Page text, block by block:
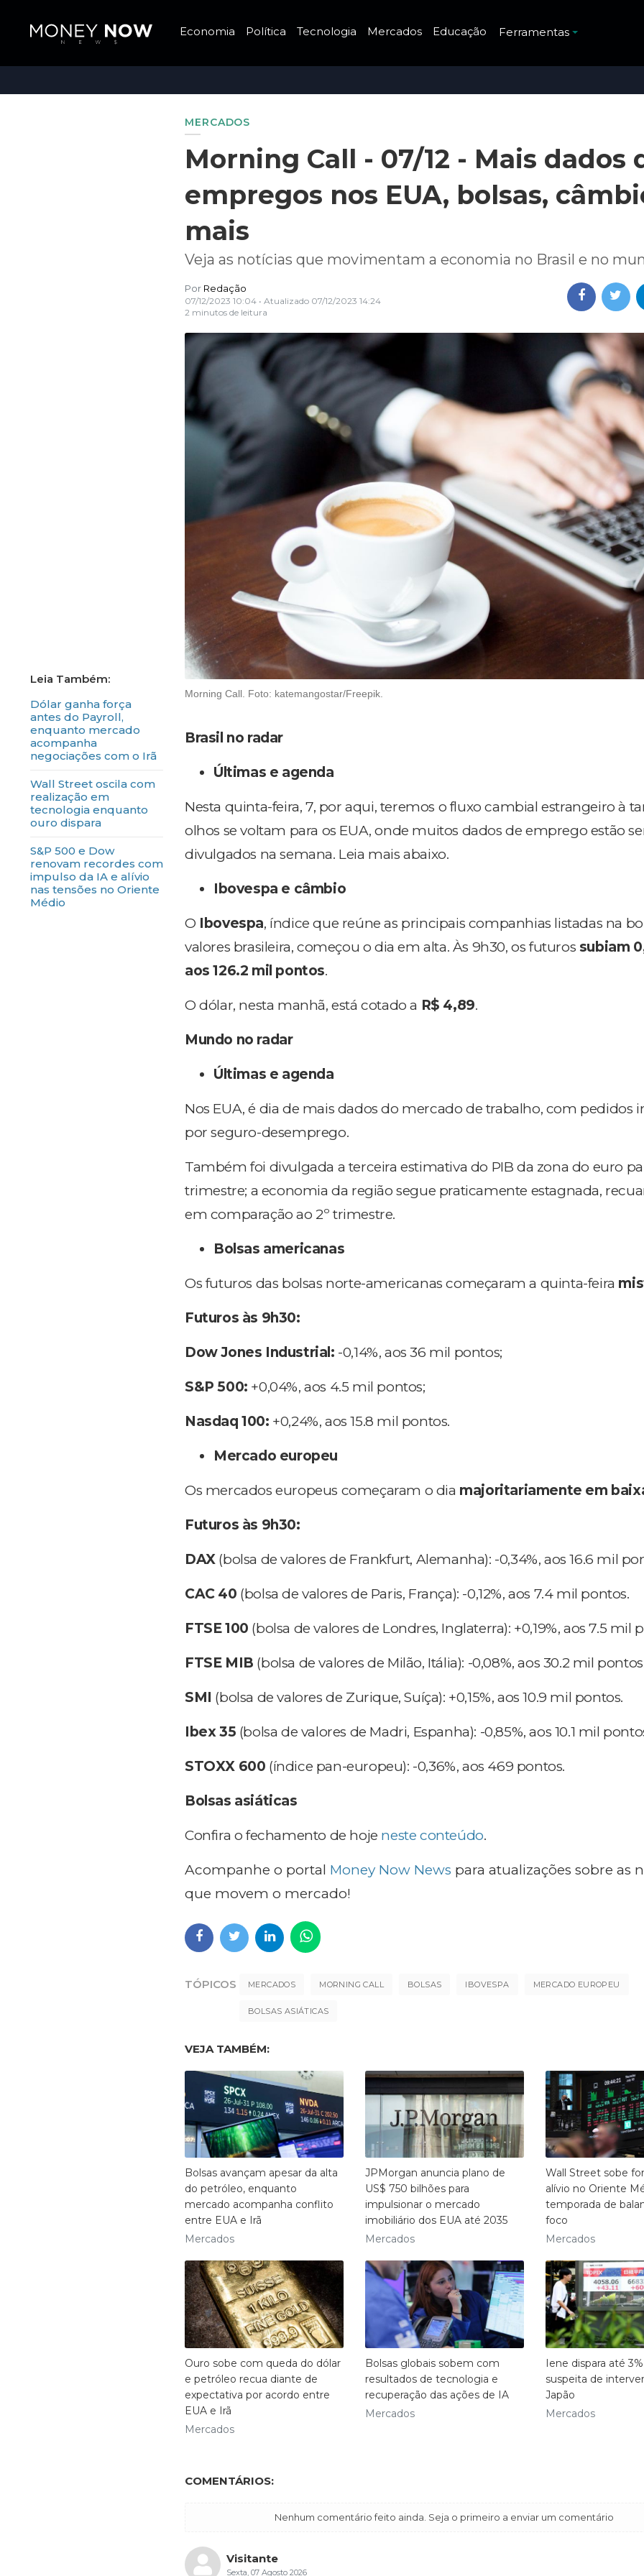
Economia Política Tecnologia Mercados Educação Ferramentas
Dólar ganha força
antes do Payroll,
enquanto mercado
acompanha
negociações com o Irã
Wall Street oscila com
realização em
tecnologia enquanto
ouro dispara
S&P 500 e Dow
renovam recordes com
impulso da IA e alívio
nas tensões no Oriente
Médio
MERCADOS
Morning Call - 07/12 - Mais dados
empregos nos EUA, bolsas,
mais
Veja as notícias que movimentam a economia no Brasil e no
Por Redação
07/12/2023 10:04 • Atualizado 07/12/2023 14:24
2 minutos de leitura
Morning Call. Foto: katemangostar/Freepik.
Brasil no radar
Últimas e agenda
Nesta quinta-feira, 7, por aqui, teremos o fluxo cambial estrangeiro à
olhos se voltam para os EUA, onde muitos dados de emprego estão
divulgados na semana. Leia mais abaixo.
Ibovespa e câmbio
O Ibovespa, índice que reúne as principais companhias listadas na
valores brasileira, começou o dia em alta. Às 9h30, os futuros subiam
aos 126.2 mil pontos.
O dólar, nesta manhã, está cotado a R$ 4,89.
Mundo no radar
Últimas e agenda
Nos EUA, é dia de mais dados do mercado de trabalho, com pedidos
por seguro-desemprego.
Também foi divulgada a terceira estimativa do PIB da zona do euro
trimestre; a economia da região segue praticamente estagnada,
em comparação ao 2º trimestre.
Bolsas americanas
Os futuros das bolsas norte-americanas começaram a quinta-feira
Futuros às 9h30:
Dow Jones Industrial: -0,14%, aos 36 mil pontos;
S&P 500: +0,04%, aos 4.5 mil pontos;
Nasdaq 100: +0,24%, aos 15.8 mil pontos.
Mercado europeu
Os mercados europeus começaram o dia majoritariamente em
Futuros às 9h30:
DAX(bolsa de valores de Frankfurt, Alemanha): -0,34%, aos 16.6 mil
CAC 40 (bolsa de valores de Paris, França): -0,12%, aos 7.4 mil pontos.
FTSE 100 (bolsa de valores de Londres, Inglaterra): +0,19%, aos 7.5 mil
FTSE MIB (bolsa de valores de Milão, Itália): -0,08%, aos 30.2 mil
SMI (bolsa de valores de Zurique, Suíça): +0,15%, aos 10.9 mil pontos.
Ibex 35 (bolsa de valores de Madri, Espanha): -0,85%, aos 10.1 mil
STOXX 600 (índice pan-europeu): -0,36%, aos 469 pontos.
Bolsas asiáticas
Confira o fechamento de hoje neste conteúdo.
Acompanhe o portal Money Now News para atualizações sobre as
que movem o mercado!
TÓPICOS MERCADOS MORNING CALL BOLSAS IBOVESPA MERCADO EUROPEU
BOLSAS ASIÁTICAS
VEJA TAMBÉM:
Bolsas avançam apesar da alta
do petróleo, enquanto
mercado acompanha conflito
entre EUA e Irã
Mercados
JPMorgan anuncia plano de
US$ 750 bilhões para
impulsionar o mercado
imobiliário dos EUA até 2035
Mercados
Wall Street sobe
alívio no Oriente
temporada de
foco
Mercados
Ouro sobe com queda do dólar
e petróleo recua diante de
expectativa por acordo entre
EUA e Irã
Mercados
Bolsas globais sobem com
resultados de tecnologia e
recuperação das ações de IA
Mercados
Iene dispara até
suspeita de
Japão
Mercados
COMENTÁRIOS:
Nenhum comentário feito ainda. Seja o primeiro a enviar um comentário
Visitante
Sexta, 07 Agosto 2026